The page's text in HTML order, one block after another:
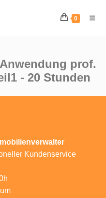
0
prof.
- 20 Stunden
Kundenservice